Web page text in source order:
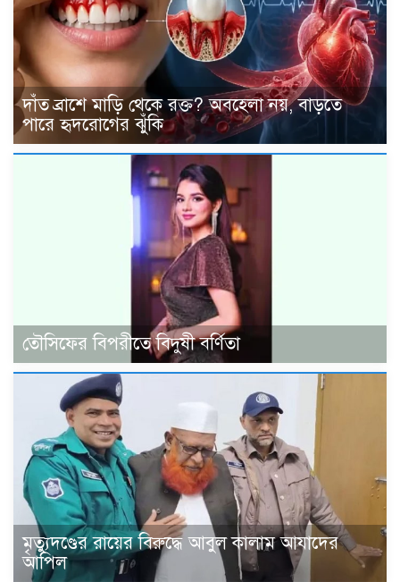
দাঁত ব্রাশে মাড়ি থেকে রক্ত? অবহেলা নয়, বাড়তে
পারে হৃদরোগের ঝুঁকি
তৌসিফের বিপরীতে বিদুষী বর্ণিতা
মৃত্যুদণ্ডের রায়ের বিরুদ্ধে আবুল কালাম আযাদের
আপিল